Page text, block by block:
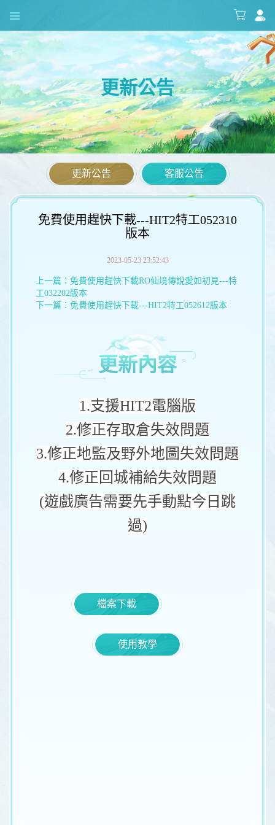
更新公告
更新公告 客服公告
免費使用趕快下載---HIT2特工052310
版本
2023-05-23 23:52:43
上一篇： 免費使用趕快下載RO仙境傳說愛如初見---特
工032202版本
下一篇： 免費使用趕快下載---HIT2特工052612版本
更新內容
1.支援HIT2電腦版
2.修正存取倉失效問題
3.修正地監及野外地圖失效問題
4.修正回城補給失效問題
(遊戲廣告需要先手動點今日跳
過)
檔案下載
使用教學